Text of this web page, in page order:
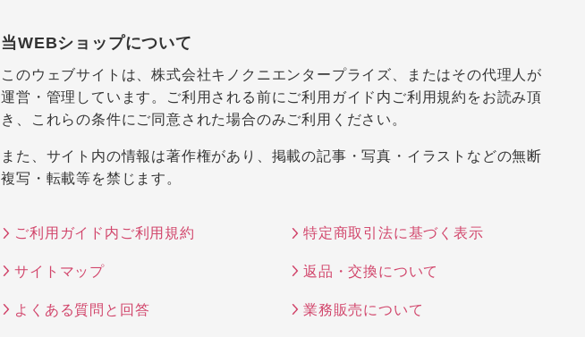
当WEBショップについて
このウェブサイトは、株式会社キノクニエンタープライズ、またはその代理人が
運営・管理しています。ご利用される前にご利用ガイド内ご利用規約をお読み頂
き、これらの条件にご同意された場合のみご利用ください。
また、サイト内の情報は著作権があり、掲載の記事・写真・イラストなどの無断
複写・転載等を禁じます。
ご利用ガイド内ご利用規約 特定商取引法に基づく表示
サイトマップ 返品・交換について
よくある質問と回答 業務販売について